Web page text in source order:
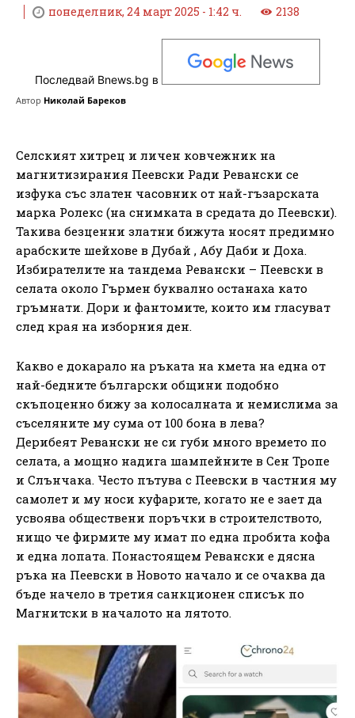
понеделник, 24 март 2025 - 1:42 ч. 2138
Последвай Bnews.bg в
Автор Николай Бареков
Селският хитрец и личен ковчежник на
магнитизирания Пеевски Ради Ревански се
изфука със златен часовник от най-гъзарската
марка Ролекс (на снимката в средата до Пеевски).
Такива безценни златни бижута носят предимно
арабските шейхове в Дубай , Абу Даби и Доха.
Избирателите на тандема Ревански – Пеевски в
селата около Гърмен буквално останаха като
гръмнати. Дори и фантомите, които им гласуват
след края на изборния ден.
Какво е докарало на ръката на кмета на една от
най-бедните български общини подобно
скъпоценно бижу за колосалната и немислима за
съселяните му сума от 100 бона в лева?
Дерибеят Ревански не си губи много времето по
селата, а мощно надига шампейните в Сен Тропе
и Слънчака. Често пътува с Пеевски в частния му
самолет и му носи куфарите, когато не е зает да
усвоява обществени поръчки в строителството,
нищо че фирмите му имат по една пробита кофа
и една лопата. Понастоящем Ревански е дясна
ръка на Пеевски в Новото начало и се очаква да
бъде начело в третия санкционен списък по
Магнитски в началото на лятото.